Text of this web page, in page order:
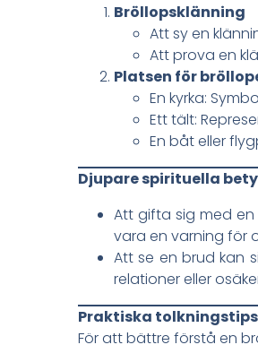
Bröllopsklänning
Att sy en
Att prova en
Platsen för
En kyrka:
Ett tält:
En båt eller
Djupare spirituella
Att gifta sig med
vara en varning för
Att se en brud kan
relationer eller
Praktiska tolkningstips
För att bättre förstå en